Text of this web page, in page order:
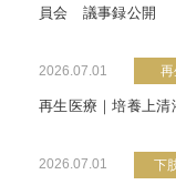
員会 議事録公開
2026.07.01
再生医療｜培養上
2026.07.01 下